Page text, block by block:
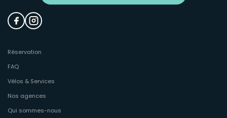
Réservation
FAQ
Vélos & Services
Nos agences
Qui sommes-nous